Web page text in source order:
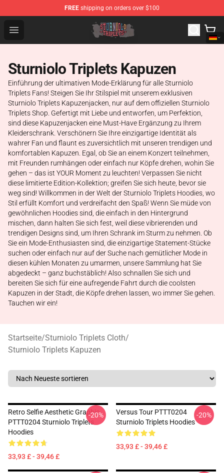
FREE shipping on orders over $100
Open menu
Sturniolo Triplets Shop - Official Sturniolo Triplets
Sturniolo Triplets Kapuzen
Einführung der ultimativen Mode-Erklärung für alle Sturniolo
Triplets Fans! Steigen Sie Ihr Stilspiel mit unserem exklusiven
Sturniolo Triplets Kapuzenjacken, nur auf dem offiziellen Sturniolo
Triplets Shop. Gefertigt mit Liebe und entworfen, um Perfektion,
sind diese Kapuzenjacken eine Must-Have Ergänzung zu Ihrem
Kleiderschrank. Verschönern Sie Ihre einzigartige Identität als
wahrer Fan und flaunt es zuversichtlich mit unseren trendigen und
komfortablen Kapuzen. Egal, ob Sie an einem Konzert teilnehmen,
mit Freunden rumhängen oder einfach nur Köpfe drehen, wohin Sie
gehen – das ist YOUR Moment zu leuchten! Verpassen Sie nicht
diese limitierte Edition-Kollektion; greifen Sie sich heute, bevor sie
weg sind! Willkommen in der Welt der Sturniolo Triplets Hoodies, wo
Stil erfüllt Komfort und verdreifacht den Spaß! Wenn Sie müde von
gewöhnlichen Hoodies sind, die einfach in den Hintergrund
mischen, dann halten Sie sich fest, weil diese vibrierenden und
trendigen Designs sind, um Ihren Schrank im Sturm zu nehmen. Ob
Sie ein Mode-Enthusiasten sind, die einzigartige Statement-Stücke
suchen oder einfach nur auf der Suche nach gemütlicher Mode in
diesen kühlen Monaten zu umarmen, unsere Sammlung hat Sie
abgedeckt – ganz buchstäblich! Also schnallen Sie sich und
bereiten Sie sich für eine aufregende Fahrt durch die coolsten
Kapuzen in der Stadt, die Köpfe drehen lassen, wo immer Sie gehen.
Tauchen wir ein!
Startseite/Sturniolo Triplets Cloth/
Sturniolo Triplets Kapuzen
Retro Selfie Aesthetic Graphic
PTTT0204 Sturniolo Triplets
Hoodies
33,93 £ - 39,46 £
-20%
Versus Tour PTTT0204
Sturniolo Triplets Hoodies
33,93 £ - 39,46 £
-20%